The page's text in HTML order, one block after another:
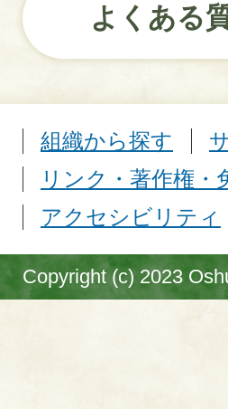
よくある
組織から探す
リンク・著作権・
アクセシビリティ
Copyright (c) 2023